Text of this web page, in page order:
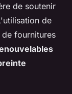
de soutenir
de
fournitures